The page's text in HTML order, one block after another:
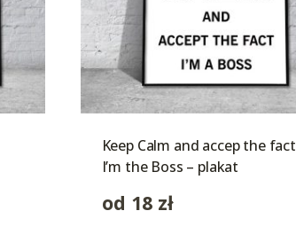
Keep Calm and accep the fact
I’m the Boss – plakat
od 18 zł